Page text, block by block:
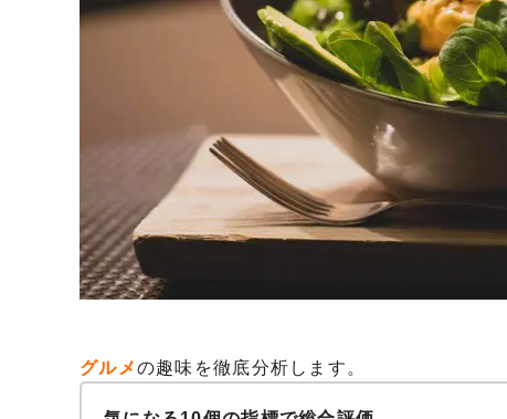
グルメの趣味を徹底分析します。